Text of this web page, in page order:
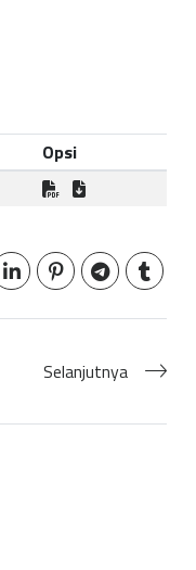
Opsi
Selanjutnya